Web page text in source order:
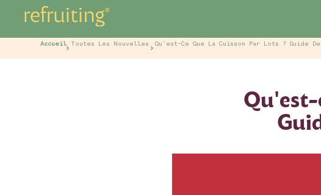
Accueil Toutes Les Nouvelles Qu'est-Ce Que La Cuisson Par Lots ? Guide
Qu'est-